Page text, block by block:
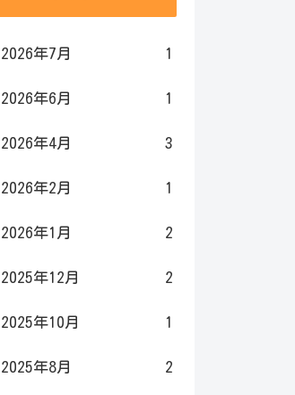
2026年7月 1
2026年6月 1
2026年4月 3
2026年2月 1
2026年1月 2
2025年12月 2
2025年10月 1
2025年8月 2